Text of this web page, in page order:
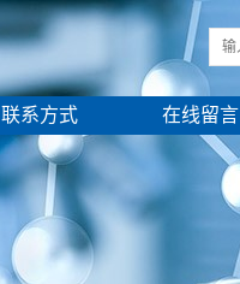
联系方式 在线留言